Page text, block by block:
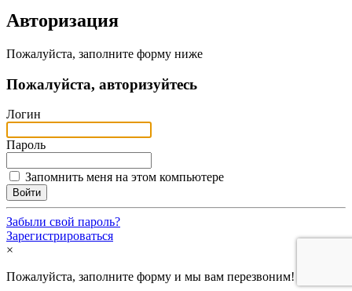
Авторизация
Пожалуйста, заполните форму ниже
Пожалуйста, авторизуйтесь
Логин
Пароль
Запомнить меня на этом компьютере
Забыли свой пароль?
Зарегистрироваться
×
Пожалуйста, заполните форму и мы вам перезвоним!